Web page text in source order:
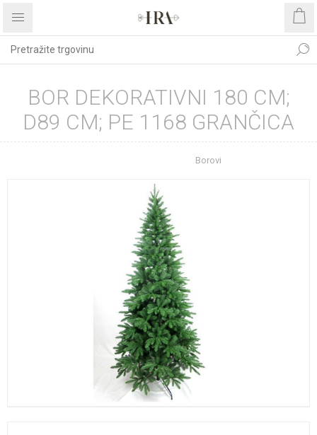
BOR DEKORATIVNI 180 CM;
D89 CM; PE 1168 GRANČICA
Borovi